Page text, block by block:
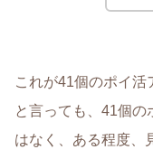
これが41個のポイ活
と言っても、41個
はなく、ある程度、